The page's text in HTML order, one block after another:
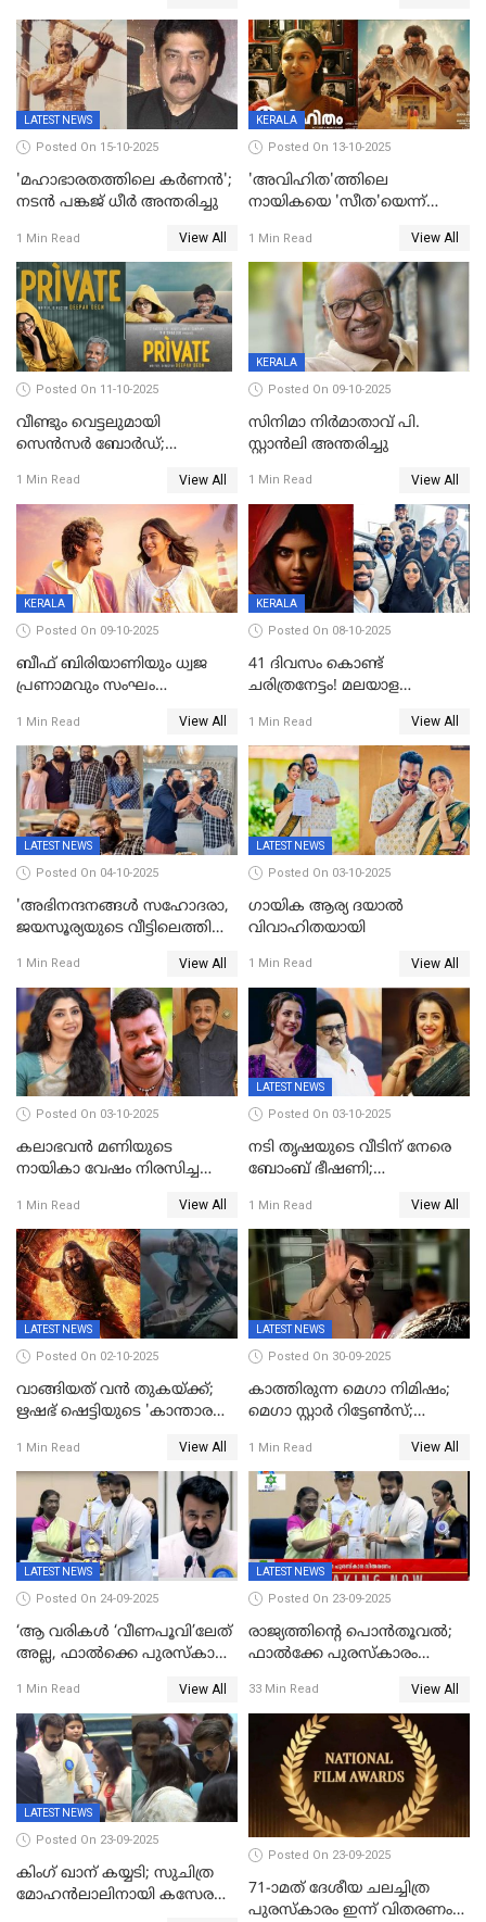
LATEST NEWS
Posted On 15-10-2025
'മഹാഭാരതത്തിലെ കർണന്‍';
നടൻ പങ്കജ് ധീർ അന്തരിച്ചു
1 Min Read View All
KERALA
Posted On 13-10-2025
'അവിഹിത'ത്തിലെ
നായികയെ 'സീത'യെന്ന്
ബോർഡ്
1 Min Read View All
Posted On 11-10-2025
വീണ്ടും വെട്ടലുമായി
സെന്‍സര്‍ ബോര്‍ഡ്;
തിരുത്തല്‍
1 Min Read View All
KERALA
Posted On 09-10-2025
സിനിമാ നിർമാതാവ് പി.
സ്റ്റാൻലി അന്തരിച്ചു
1 Min Read View All
KERALA
Posted On 09-10-2025
ബീഫ് ബിരിയാണിയും ധ്വജ
പ്രണാമവും സംഘം
നിഗത്തിന്റെ ഹാൽ
സിനിമയ്ക്ക്
സെൻസർബോർഡിന്റെ
കടുംവെട്ട്
1 Min Read View All
KERALA
Posted On 08-10-2025
41 ദിവസം കൊണ്ട്
ചരിത്രനേട്ടം! മലയാള
അധ്യായം, വിസ്മയമായി
ലോക 300 കോടി ക്ലബ്ബിൽ
1 Min Read View All
LATEST NEWS
Posted On 04-10-2025
'അഭിനന്ദനങ്ങൾ സഹോദരാ,
ജയസൂര്യയുടെ വീട്ടിലെത്തി
ആഘോഷം'
1 Min Read View All
LATEST NEWS
Posted On 03-10-2025
ഗായിക ആര്യ ദയാൽ
വിവാഹിതയായി
1 Min Read View All
Posted On 03-10-2025
കലാഭവൻ മണിയുടെ
നായികാ വേഷം നിരസിച്ച
നടി ദിവ്യ ഉണ്ണിയല്ലെന്നും
സമൂഹമാധ്യമത്തിൽ കുറിപ്പ്
1 Min Read View All
LATEST NEWS
Posted On 03-10-2025
നടി തൃഷയുടെ വീടിന് നേരെ
ബോംബ് ഭീഷണി;
കണ്ടെത്തൽ
1 Min Read View All
LATEST NEWS
Posted On 02-10-2025
വാങ്ങിയത് വൻ തുകയ്ക്ക്;
ഋഷഭ് ഷെട്ടിയുടെ 'കാന്താര
കാണാം
1 Min Read View All
LATEST NEWS
Posted On 30-09-2025
കാത്തിരുന്ന മെഗാ നിമിഷം;
മെഗാ സ്റ്റാർ റിട്ടേൺസ്;
ക്യാമറയ്ക്ക് മുന്നിലേക്ക്
1 Min Read View All
LATEST NEWS
Posted On 24-09-2025
‘ആ വരികള്‍ ‘വീണപൂവി’ലേത്
അല്ല, ഫാൽക്കെ പുരസ്‌കാരം
മോഹന്‍ലാല്‍ ഉദ്ധരിച്ച
വരികളെ ചൊല്ലി
സാമൂഹികമാധ്യമങ്ങളില്‍
ചര്‍ച്ച
1 Min Read View All
LATEST NEWS
Posted On 23-09-2025
രാജ്യത്തിന്റെ പൊൻതൂവൽ;
ഫാൽക്കേ പുരസ്കാരം
സിനിമ ആത്മാവിന്റെ
സ്പന്ദനമെന്ന് ലാൽ;
ഉർവശിക്കും വിജയരാഘവനും
ദേശീയ അവാർഡ്
33 Min Read View All
LATEST NEWS
Posted On 23-09-2025
കിംഗ് ഖാന് കയ്യടി; സുചിത്ര
മോഹൻലാലിനായി കസേര
Posted On 23-09-2025
71-ാമത് ദേശീയ ചലച്ചിത്ര
പുരസ്‌കാരം ഇന്ന് വിതരണം